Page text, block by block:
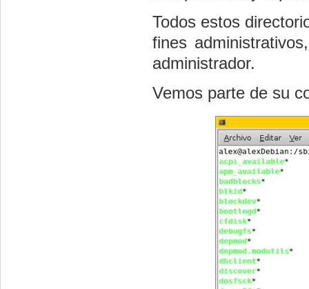
Todos estos
fines
administrador.
Vemos parte de su